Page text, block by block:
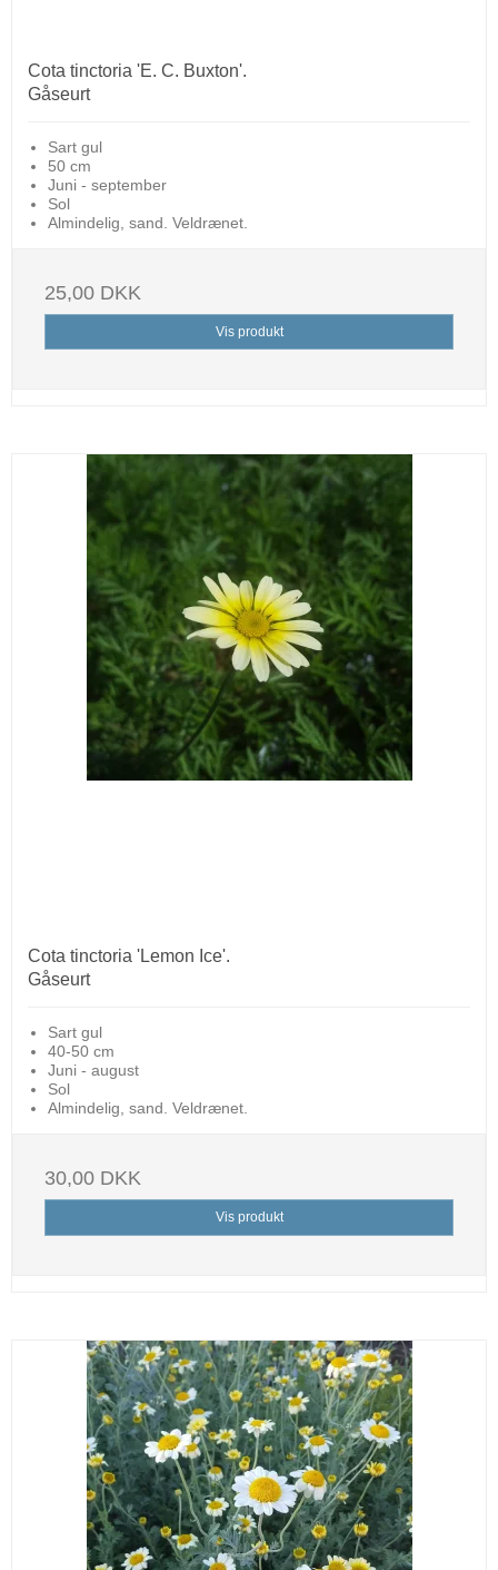
Cota tinctoria 'E. C. Buxton'.
Gåseurt
Sart gul
50 cm
Juni - september
Sol
Almindelig, sand. Veldrænet.
25,00 DKK
Vis produkt
Cota tinctoria 'Lemon Ice'.
Gåseurt
Sart gul
40-50 cm
Juni - august
Sol
Almindelig, sand. Veldrænet.
30,00 DKK
Vis produkt